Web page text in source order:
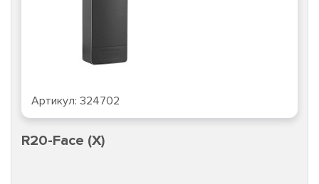
Артикул: 324702
R20-Face (X)